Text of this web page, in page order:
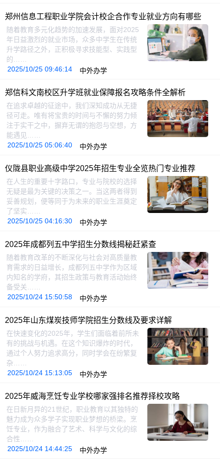
郑州信息工程职业学院会计校企合作专业就业方向有哪些
随着教育多元化趋势的加速发展，面对2025
年日益激烈的就业市场，众多中学生在传统
升学路径之外，正积极寻求技能型、实践型
的……
2025/10/25 09:46:14
中外办学
郑信科文南校区升学班就业保障报名攻略条件全解析
在追求卓越的征途中，我们深知成功从无捷
径可走。唯有将宝贵的时间与不懈的努力倾
注于实干之中，摒弃无谓的抱怨与空想，方
能遇见……
2025/10/25 05:06:40
中外办学
仪陇县职业高级中学2025年招生专业全览热门专业推荐
在人生的重要十字路口，专业与院校的选择
无疑是最为关键的决策之一。当这两者得到
妥善规划，便等同于为未来的职业生涯奠定
了坚实……
2025/10/25 04:16:30
中外办学
2025年成都列五中学招生分数线揭秘赶紧查
随着教育改革的不断深化与社会对高质量教
育需求的日益增长，成都列五中学作为区域
内知名的学府，其招生政策与教育活动始终
备受关……
2025/10/24 15:50:58
中外办学
2025年山东煤炭技师学院招生分数线及要求详解
在快速变化的2025年，学生们面临着前所未
有的挑战与机遇。在这个知识爆炸的时代，
通过个人努力追求高分，同时学会在纷繁复
杂……
2025/10/24 15:13:05
中外办学
2025年威海烹饪专业学校哪家强排名推荐择校攻略
在日新月异的21世纪，职业教育以其独特的
魅力成为众多学子实现职业梦想的桥梁。烹
饪专业，作为融合了艺术、科学与文化的综
合性……
2025/10/24 14:44:25
中外办学